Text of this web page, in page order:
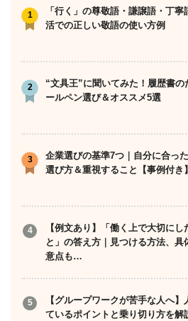
ー
シ
「行く」の尊敬語・謙譲語・丁寧
活での正しい敬語の使い方例
“文具王”に聞いてみた！履歴書の
ールペン選び＆オススメ5選
企業選びの基準7つ｜自分に合っ
選び方＆重視すること【事例付き】
【例文あり】「働く上で大切にし
と」の答え方｜見つける方法、具
意点も…
【グループワークが苦手な人へ】
ているポイントと乗り切り方を解